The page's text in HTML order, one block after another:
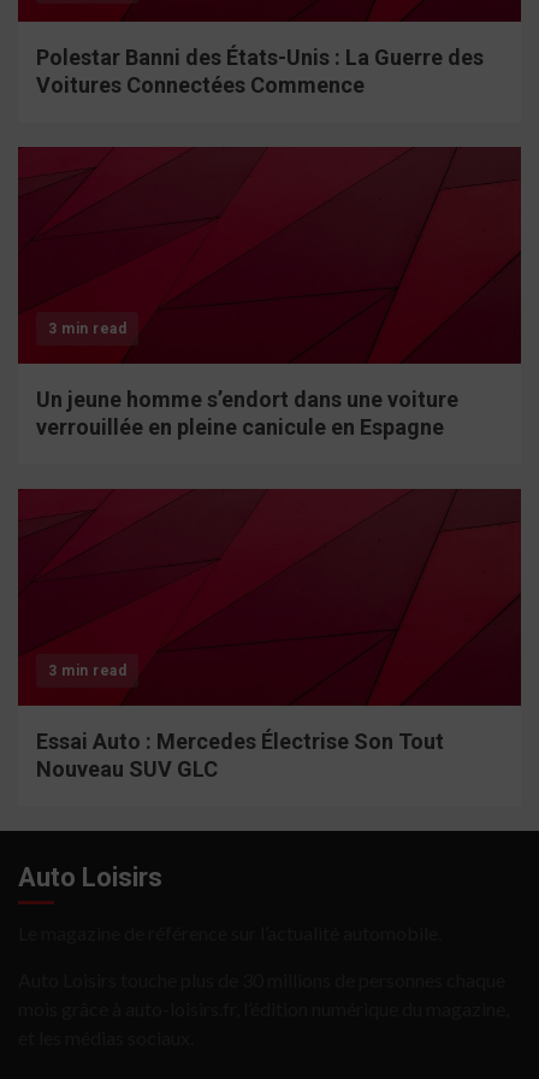
Polestar Banni des États-Unis : La Guerre des
Voitures Connectées Commence
3 min read
Un jeune homme s’endort dans une voiture
verrouillée en pleine canicule en Espagne
3 min read
Essai Auto : Mercedes Électrise Son Tout
Nouveau SUV GLC
Auto Loisirs